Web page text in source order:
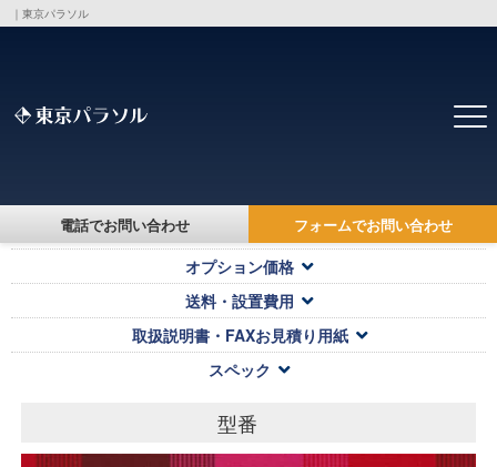
｜東京パラソル
電話でお問い合わせ フォームでお問い合わせ
対応キャンバス・本体価格
オプション価格
送料・設置費用
取扱説明書・FAXお見積り用紙
スペック
型番